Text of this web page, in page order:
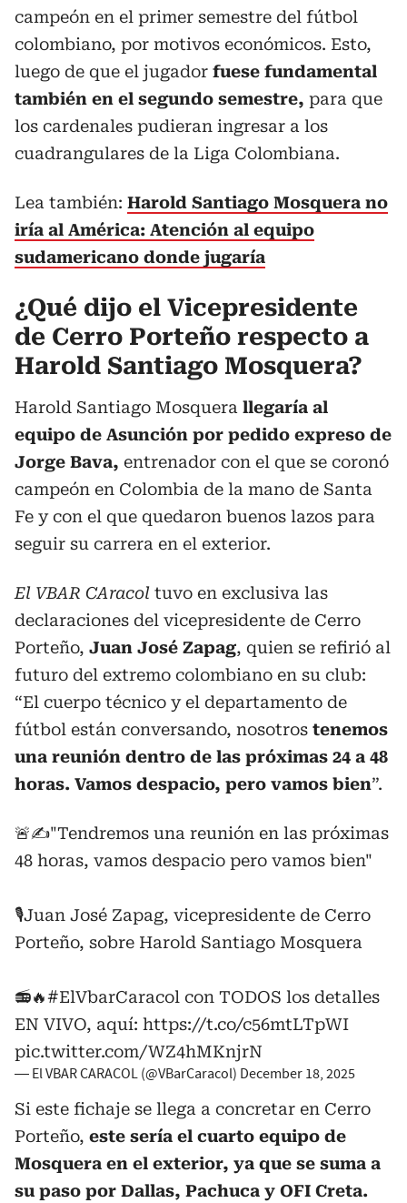
campeón en el primer semestre del fútbol
colombiano, por motivos económicos. Esto,
luego de que el jugador fuese fundamental
también en el segundo semestre, para que
los cardenales pudieran ingresar a los
cuadrangulares de la Liga Colombiana.
Lea también: Harold Santiago Mosquera no
iría al América: Atención al equipo
sudamericano donde jugaría
¿Qué dijo el Vicepresidente
de Cerro Porteño respecto a
Harold Santiago Mosquera?
Harold Santiago Mosquera llegaría al
equipo de Asunción por pedido expreso de
Jorge Bava, entrenador con el que se coronó
campeón en Colombia de la mano de Santa
Fe y con el que quedaron buenos lazos para
seguir su carrera en el exterior.
El VBAR CAracol tuvo en exclusiva las
declaraciones del vicepresidente de Cerro
Porteño, Juan José Zapag, quien se refirió al
futuro del extremo colombiano en su club:
“El cuerpo técnico y el departamento de
fútbol están conversando, nosotros tenemos
una reunión dentro de las próximas 24 a 48
horas. Vamos despacio, pero vamos bien”.
🚨✍️"Tendremos una reunión en las próximas
48 horas, vamos despacio pero vamos bien"
🎙️Juan José Zapag, vicepresidente de Cerro
Porteño, sobre Harold Santiago Mosquera
📻🔥#ElVbarCaracol con TODOS los detalles
EN VIVO, aquí: https://t.co/c56mtLTpWI
pic.twitter.com/WZ4hMKnjrN
— El VBAR CARACOL (@VBarCaracol) December 18, 2025
Si este fichaje se llega a concretar en Cerro
Porteño, este sería el cuarto equipo de
Mosquera en el exterior, ya que se suma a
su paso por Dallas, Pachuca y OFI Creta.